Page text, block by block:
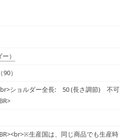
）
）
ショルダー全長: 50 (長さ調節) 不可
生産国は、同じ商品でも生産時